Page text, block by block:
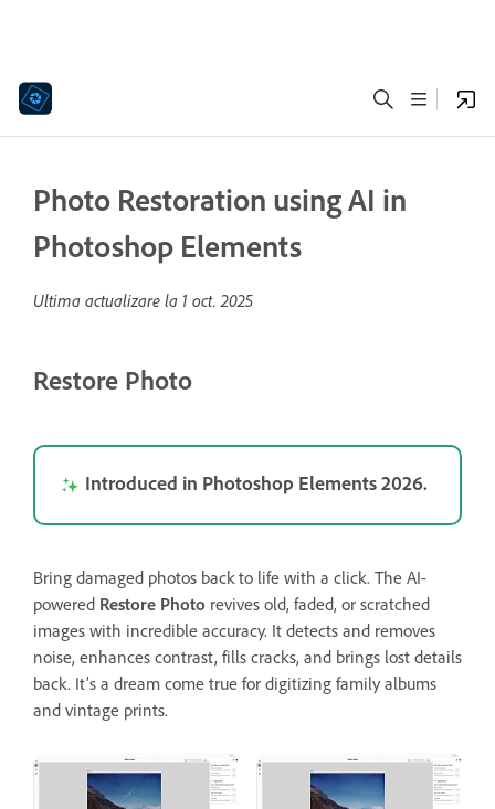
Photo Restoration using AI in
Photoshop Elements
Ultima actualizare la 1 oct. 2025
Restore Photo
Introduced in Photoshop Elements 2026.
Bring damaged photos back to life with a click. The AI-
powered Restore Photo revives old, faded, or scratched
images with incredible accuracy. It detects and removes
noise, enhances contrast, fills cracks, and brings lost details
back. It’s a dream come true for digitizing family albums
and vintage prints.